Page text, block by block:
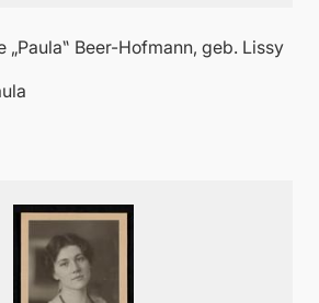
„Paula‟ Beer-Hofmann, geb. Lissy